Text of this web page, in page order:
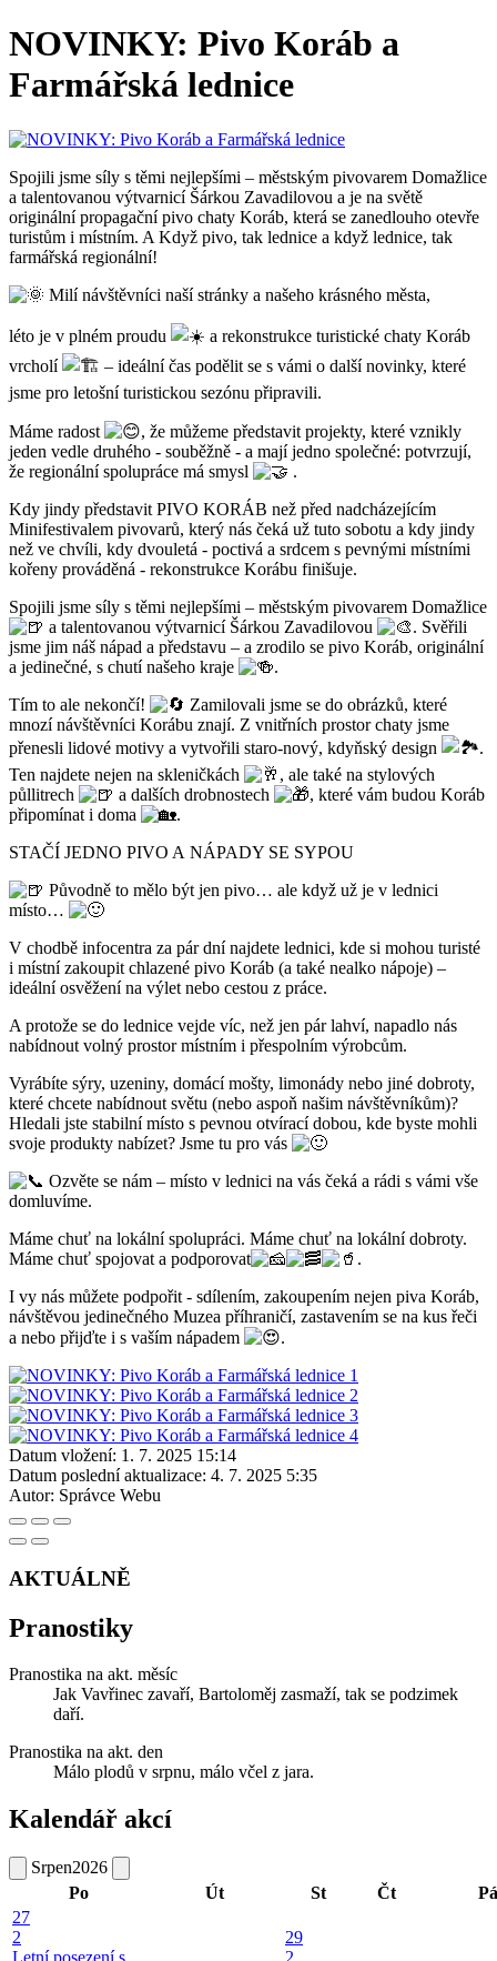
NOVINKY: Pivo Koráb a
Farmářská lednice
Spojili jsme síly s těmi nejlepšími – městským pivovarem Domažlice
a talentovanou výtvarnicí Šárkou Zavadilovou a je na světě
originální propagační pivo chaty Koráb, která se zanedlouho otevře
turistům i místním. A Když pivo, tak lednice a když lednice, tak
farmářská regionální!
Milí návštěvníci naší stránky a našeho krásného města,
léto je v plném proudu
a rekonstrukce turistické chaty Koráb
vrcholí
– ideální čas podělit se s vámi o další novinky, které
jsme pro letošní turistickou sezónu připravili.
Máme radost
, že můžeme představit projekty, které vznikly
jeden vedle druhého - souběžně - a mají jedno společné: potvrzují,
že regionální spolupráce má smysl
.
Kdy jindy představit PIVO KORÁB než před nadcházejícím
Minifestivalem pivovarů, který nás čeká už tuto sobotu a kdy jindy
než ve chvíli, kdy dvouletá - poctivá a srdcem s pevnými místními
kořeny prováděná - rekonstrukce Korábu finišuje.
Spojili jsme síly s těmi nejlepšími – městským pivovarem Domažlice
a talentovanou výtvarnicí Šárkou Zavadilovou
. Svěřili
jsme jim náš nápad a představu – a zrodilo se pivo Koráb, originální
a jedinečné, s chutí našeho kraje
.
Tím to ale nekončí!
Zamilovali jsme se do obrázků, které
mnozí návštěvníci Korábu znají. Z vnitřních prostor chaty jsme
přenesli lidové motivy a vytvořili staro-nový, kdyňský design
.
Ten najdete nejen na skleničkách
, ale také na stylových
půllitrech
a dalších drobnostech
, které vám budou Koráb
připomínat i doma
.
STAČÍ JEDNO PIVO A NÁPADY SE SYPOU
Původně to mělo být jen pivo… ale když už je v lednici
místo…
V chodbě infocentra za pár dní najdete lednici, kde si mohou turisté
i místní zakoupit chlazené pivo Koráb (a také nealko nápoje) –
ideální osvěžení na výlet nebo cestou z práce.
A protože se do lednice vejde víc, než jen pár lahví, napadlo nás
nabídnout volný prostor místním i přespolním výrobcům.
Vyrábíte sýry, uzeniny, domácí mošty, limonády nebo jiné dobroty,
které chcete nabídnout světu (nebo aspoň našim návštěvníkům)?
Hledali jste stabilní místo s pevnou otvírací dobou, kde byste mohli
svoje produkty nabízet? Jsme tu pro vás
Ozvěte se nám – místo v lednici na vás čeká a rádi s vámi vše
domluvíme.
Máme chuť na lokální spolupráci. Máme chuť na lokální dobroty.
Máme chuť spojovat a podporovat
.
I vy nás můžete podpořit - sdílením, zakoupením nejen piva Koráb,
návštěvou jedinečného Muzea příhraničí, zastavením se na kus řeči
a nebo přijďte i s vaším nápadem
.
Datum vložení: 1. 7. 2025 15:14
Datum poslední aktualizace: 4. 7. 2025 5:35
Autor: Správce Webu
AKTUÁLNĚ
Pranostiky
Pranostika na akt. měsíc
Jak Vavřinec zavaří, Bartoloměj zasmaží, tak se podzimek
daří.
Pranostika na akt. den
Málo plodů v srpnu, málo včel z jara.
Kalendář akcí
Srpen2026
Po
Út St Čt
Pá
27
2
29